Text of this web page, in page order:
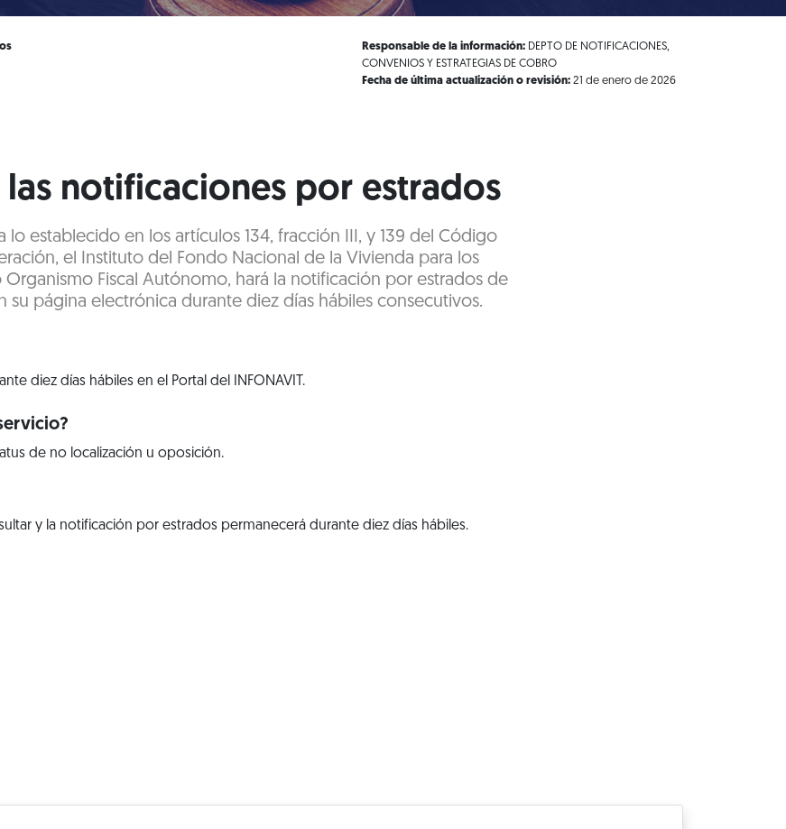
Responsable de la información: DEPTO DE NOTIFICACIONES,
CONVENIOS Y ESTRATEGIAS DE COBRO
Fecha de última actualización o revisión: 21 de enero de 2026
las notificaciones por estrados
lo establecido en los artículos 134, fracción III, y 139 del Código
el Instituto del Fondo Nacional de la Vivienda para los
Organismo Fiscal Autónomo, hará la notificación por estrados de
su página electrónica durante diez días hábiles consecutivos.
diez días hábiles en el Portal del INFONAVIT.
de no localización u oposición.
y la notificación por estrados permanecerá durante diez días hábiles.